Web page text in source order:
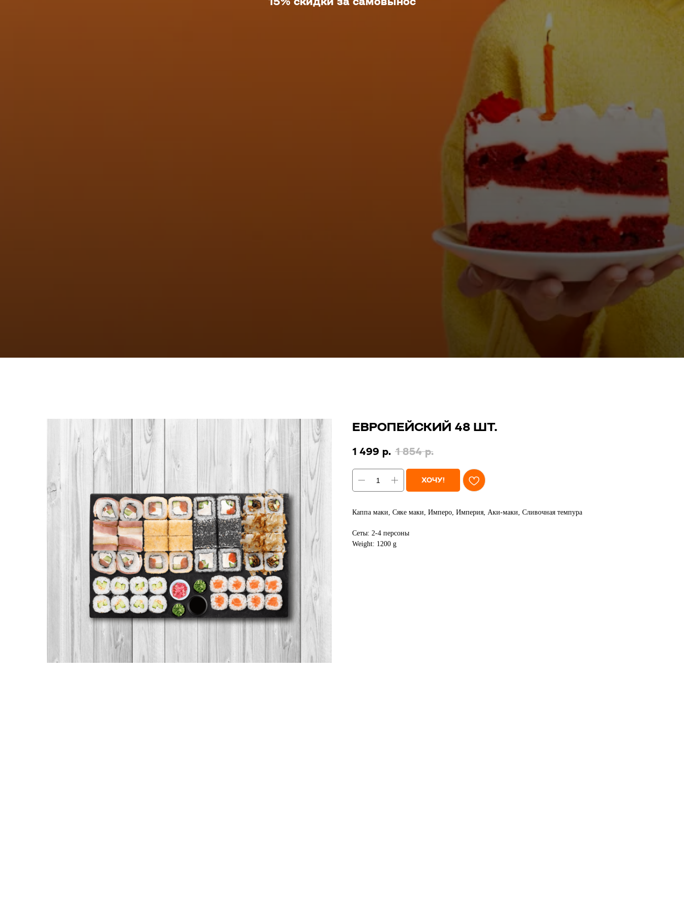
ЕВРОПЕЙСКИЙ 48 ШТ.
1 499 р. 1 854 р.
ХОЧУ!
Каппа маки, Сяке маки, Имперо, Империя, Аки-маки, Сливочная темпура
Сеты: 2-4 персоны
Weight: 1200 g